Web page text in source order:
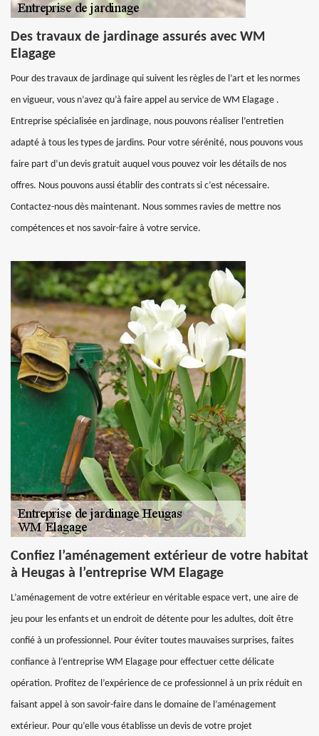
Des travaux de jardinage assurés avec WM
Elagage
Pour des travaux de jardinage qui suivent les règles de l’art et les normes
en vigueur, vous n’avez qu’à faire appel au service de WM Elagage .
Entreprise spécialisée en jardinage, nous pouvons réaliser l’entretien
adapté à tous les types de jardins. Pour votre sérénité, nous pouvons vous
faire part d’un devis gratuit auquel vous pouvez voir les détails de nos
offres. Nous pouvons aussi établir des contrats si c’est nécessaire.
Contactez-nous dès maintenant. Nous sommes ravies de mettre nos
compétences et nos savoir-faire à votre service.
Confiez l’aménagement extérieur de votre habitat
à Heugas à l’entreprise WM Elagage
L’aménagement de votre extérieur en véritable espace vert, une aire de
jeu pour les enfants et un endroit de détente pour les adultes, doit être
confié à un professionnel. Pour éviter toutes mauvaises surprises, faites
confiance à l’entreprise WM Elagage pour effectuer cette délicate
opération. Profitez de l’expérience de ce professionnel à un prix réduit en
faisant appel à son savoir-faire dans le domaine de l’aménagement
extérieur. Pour qu’elle vous établisse un devis de votre projet